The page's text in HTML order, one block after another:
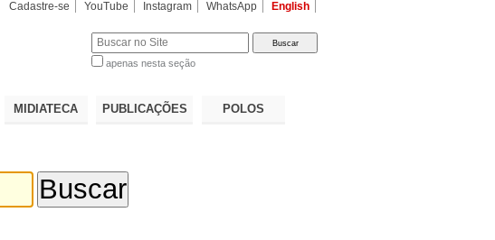
Cadastre-se YouTube Instagram WhatsApp English
apenas nesta seção
MIDIATECA PUBLICAÇÕES POLOS